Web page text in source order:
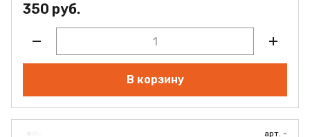
350 руб.
В корзину
арт. -